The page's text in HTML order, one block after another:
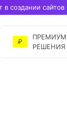
создании сайтов
₽
ПРЕМИУМ
РЕШЕНИЯ